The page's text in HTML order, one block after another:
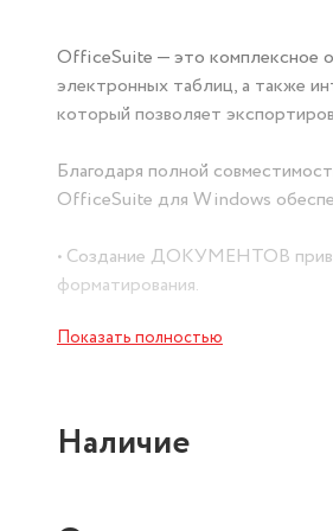
OfficeSuite — это комплексное
электронных таблиц, а также
который позволяет
Благодаря полной
OfficeSuite для Windows
• Создание ДОКУМЕНТОВ
форматирования.
• Сложные операции с данными
• Захватывающие
использование собственных
Показать полностью
Наличие